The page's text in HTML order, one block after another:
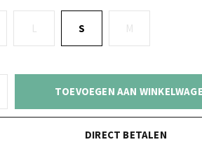
L S M
TOEVOEGEN AAN
DIRECT BETALEN